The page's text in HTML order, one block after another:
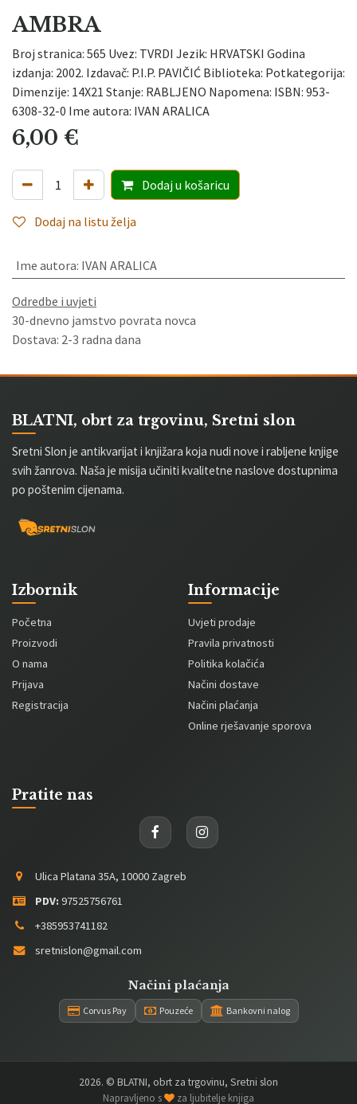
AMBRA
Broj stranica: 565 Uvez: TVRDI Jezik: HRVATSKI Godina
izdanja: 2002. Izdavač: P.I.P. PAVIČIĆ Biblioteka: Potkategorija:
Dimenzije: 14X21 Stanje: RABLJENO Napomena: ISBN: 953-
6308-32-0 Ime autora: IVAN ARALICA
6,00 €
Dodaju košaricu
Dodaj na listu želja
Ime autora: IVAN ARALICA
Odredbe i uvjeti
30-dnevno jamstvo povrata novca
Dostava: 2-3 radna dana
BLATNI, obrt za trgovinu, Sretni slon
Sretni Slon je antikvarijat i knjižara koja nudi nove i rabljene knjige
svih žanrova. Naša je misija učiniti kvalitetne naslove dostupnima
po poštenim cijenama.
Izbornik
Početna
Proizvodi
O nama
Prijava
Registracija
Informacije
Uvjeti prodaje
Pravila privatnosti
Politika kolačića
Načini dostave
Načini plaćanja
Online rješavanje sporova
Pratite nas
Ulica Platana 35A, 10000 Zagreb
PDV: 97525756761
+385953741182
sretnislon@gmail.com
Načini plaćanja
Corvus Pay Pouzeće Bankovni nalog
2026. © BLATNI, obrt za trgovinu, Sretni slon
Napravljeno s za ljubitelje knjiga